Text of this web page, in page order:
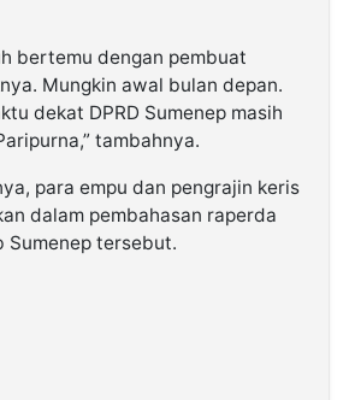
bertemu dengan pembuat
Mungkin awal bulan depan.
dekat DPRD Sumenep masih
tambahnya.
para empu dan pengrajin keris
dalam pembahasan raperda
Sumenep tersebut.